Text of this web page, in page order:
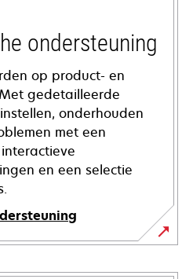
ondersteuning
op product- en
gedetailleerde
onderhouden
met een
en een selectie